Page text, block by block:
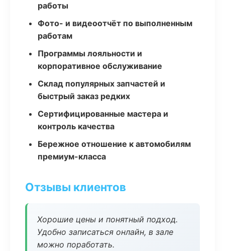
работы
Фото- и видеоотчёт по выполненным
работам
Программы лояльности и
корпоративное обслуживание
Склад популярных запчастей и
быстрый заказ редких
Сертифицированные мастера и
контроль качества
Бережное отношение к автомобилям
премиум-класса
Отзывы клиентов
Хорошие цены и понятный подход.
Удобно записаться онлайн, в зале
можно поработать.